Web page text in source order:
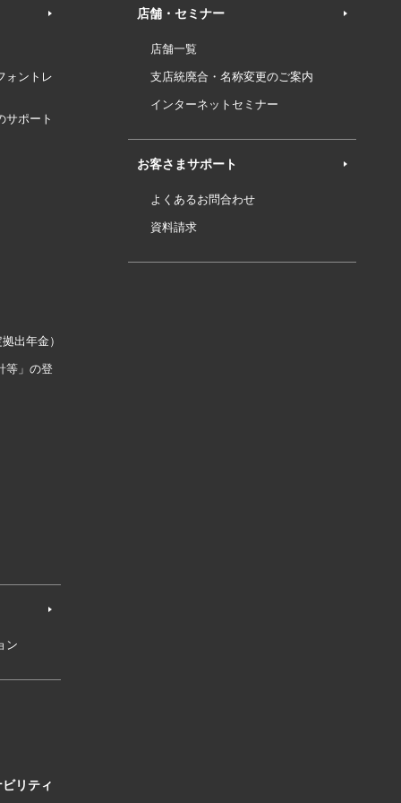
ォントレ
サポート
出年金）
等」の登
ン
店舗・セミナー
店舗一覧
支店統廃合・名称変更のご案内
インターネットセミナー
お客さまサポート
よくあるお問合わせ
資料請求
リティ